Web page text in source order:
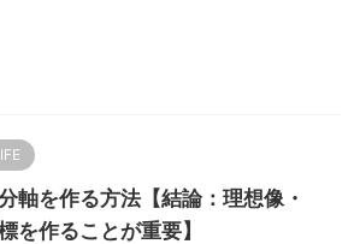
軸を作る方法【結論：理想像・
を作ることが重要】